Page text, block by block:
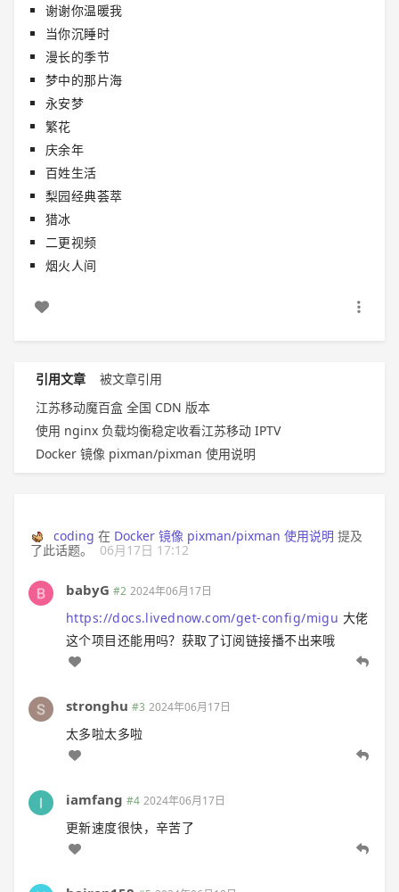
谢谢你温暖我
当你沉睡时
漫长的季节
梦中的那片海
永安梦
繁花
庆余年
百姓生活
梨园经典荟萃
猎冰
二更视频
烟火人间
引用文章
被文章引用
江苏移动魔百盒 全国 CDN 版本
使用 nginx 负载均衡稳定收看江苏移动 IPTV
Docker 镜像 pixman/pixman 使用说明
coding 在 Docker 镜像 pixman/pixman 使用说明 提及
了此话题。 06月17日 17:12
babyG #2 2024年06月17日
https://docs.livednow.com/get-config/migu 大佬
这个项目还能用吗？获取了订阅链接播不出来哦
stronghu #3 2024年06月17日
太多啦太多啦
iamfang #4 2024年06月17日
更新速度很快，辛苦了